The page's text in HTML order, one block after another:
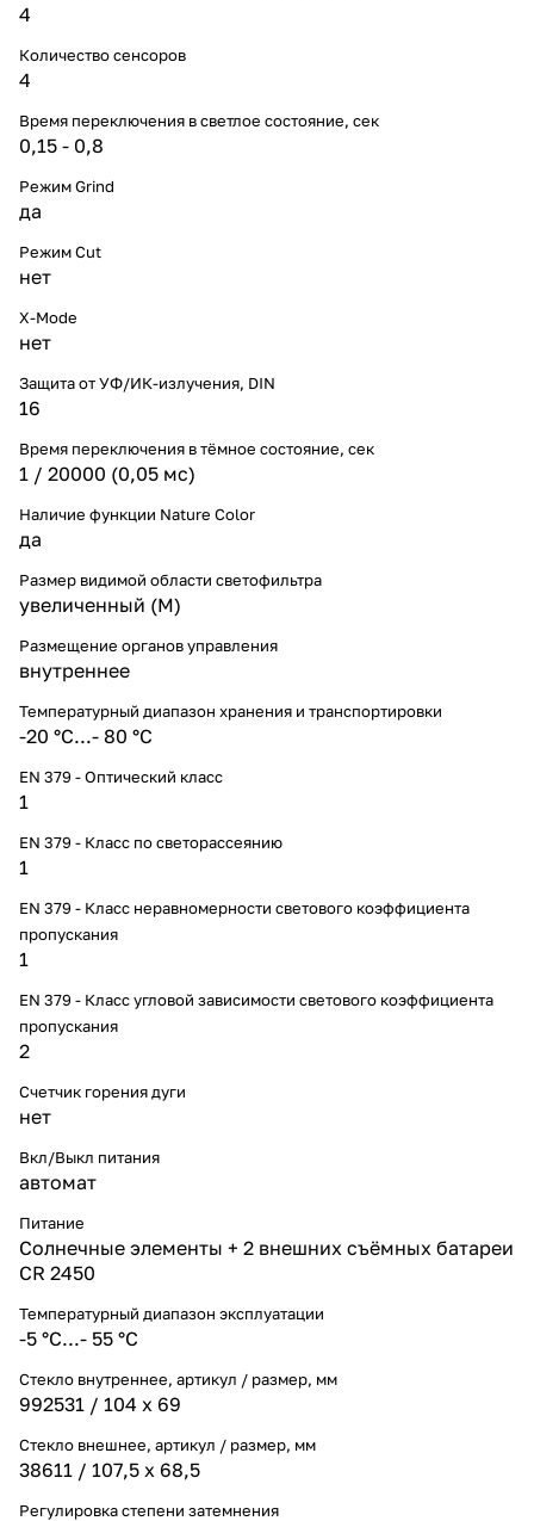
4
Количество сенсоров
4
Время переключения в светлое состояние, сек
0,15 - 0,8
Режим Grind
да
Режим Cut
нет
X-Mode
нет
Защита от УФ/ИК-излучения, DIN
16
Время переключения в тёмное состояние, сек
1 / 20000 (0,05 мс)
Наличие функции Nature Color
да
Размер видимой области светофильтра
увеличенный (M)
Размещение органов управления
внутреннее
Температурный диапазон хранения и транспортировки
-20 °С...- 80 °С
EN 379 - Оптический класс
1
EN 379 - Класс по светорассеянию
1
EN 379 - Класс неравномерности светового коэффициента
пропускания
1
EN 379 - Класс угловой зависимости светового коэффициента
пропускания
2
Счетчик горения дуги
нет
Вкл/Выкл питания
автомат
Питание
Солнечные элементы + 2 внешних съёмных батареи
CR 2450
Температурный диапазон эксплуатации
-5 °С...- 55 °С
Стекло внутреннее, артикул / размер, мм
992531 / 104 х 69
Стекло внешнее, артикул / размер, мм
38611 / 107,5 х 68,5
Регулировка степени затемнения